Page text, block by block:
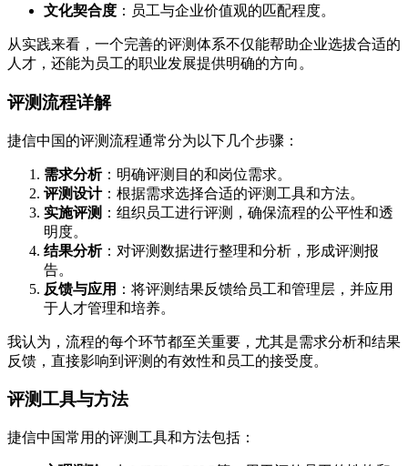
文化契合度 ：员工与企业价值观的匹配程度。
从实践来看，一个完善的评测体系不仅能帮助企业选拔合适的
人才，还能为员工的职业发展提供明确的方向。
评测流程详解
捷信中国的评测流程通常分为以下几个步骤：
需求分析：明确评测目的和岗位需求。
评测设计：根据需求选择合适的评测工具和方法。
实施评测 ：组织员工进行评测，确保流程的公平性和透
明度。
结果分析：对评测数据进行整理和分析，形成评测报
告。
反馈与应用 ：将评测结果反馈给员工和管理层，并应用
于人才管理和培养。
我认为，流程的每个环节都至关重要，尤其是需求分析和结果
反馈，直接影响到评测的有效性和员工的接受度。
评测工具与方法
捷信中国常用的评测工具和方法包括：